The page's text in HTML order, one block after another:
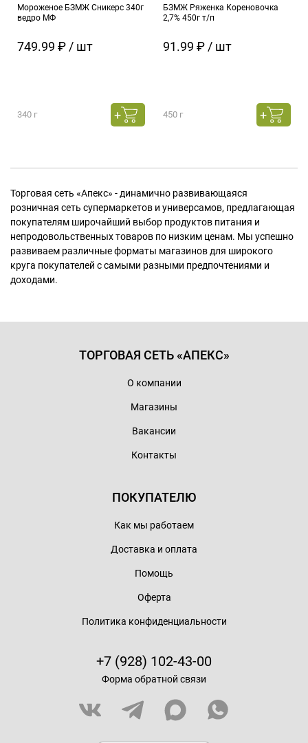
Мороженое БЗМЖ Сникерс 340г
ведро МФ
749.99 ₽ / шт
340 г
БЗМЖ Ряженка Кореновочка
2,7% 450г т/п
91.99 ₽ / шт
450 г
Торговая сеть «Апекс» - динамично развивающаяся
розничная сеть супермаркетов и универсамов, предлагающая
покупателям широчайший выбор продуктов питания и
непродовольственных товаров по низким ценам. Мы успешно
развиваем различные форматы магазинов для широкого
круга покупателей с самыми разными предпочтениями и
доходами.
ТОРГОВАЯ СЕТЬ «АПЕКС»
О компании
Магазины
Вакансии
Контакты
ПОКУПАТЕЛЮ
Как мы работаем
Доставка и оплата
Помощь
Оферта
Политика конфиденциальности
+7 (928) 102-43-00
Форма обратной связи